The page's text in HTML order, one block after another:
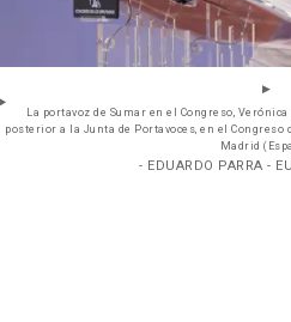
La portavoz de Sumar en el Congreso,
posterior a la Junta de Portavoces, en el Congreso
Madrid
- EDUARDO PARRA -